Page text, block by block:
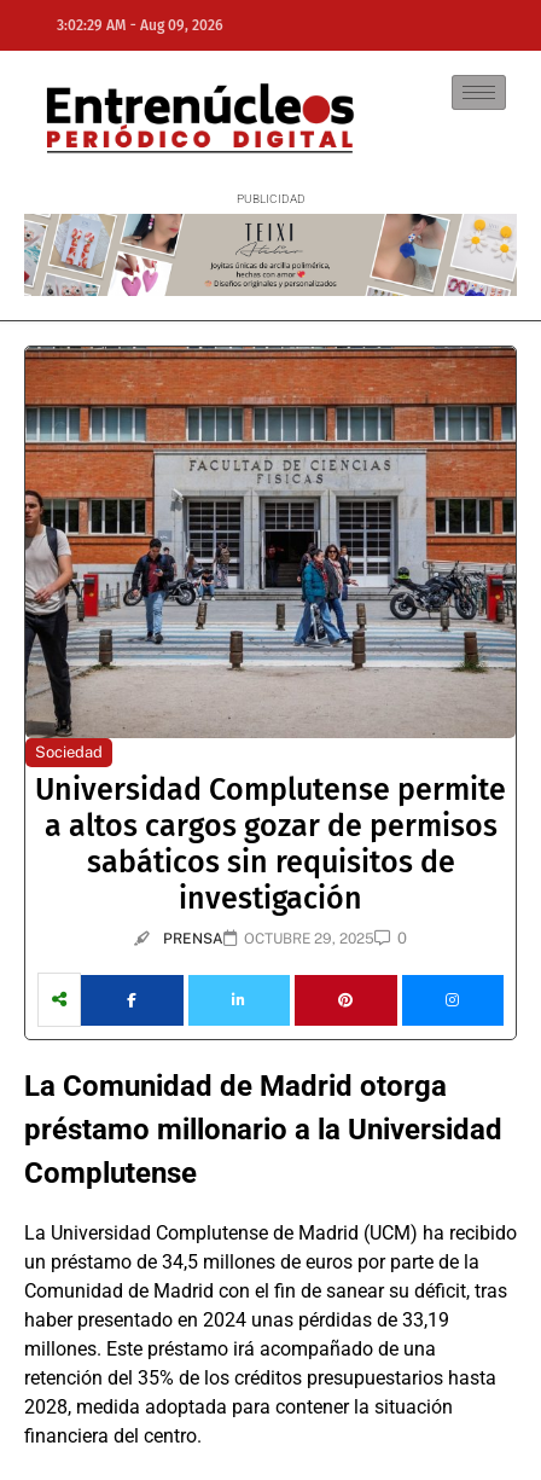
3:02:29 AM - Aug 09, 2026
NE
Sociedad
Universidad Complutense permite
a altos cargos gozar de permisos
sabáticos sin requisitos de
investigación
PRENSA OCTUBRE 29, 2025 0
La Comunidad de Madrid otorga
préstamo millonario a la Universidad
Complutense
La Universidad Complutense de Madrid (UCM) ha recibido
un préstamo de 34,5 millones de euros por parte de la
Comunidad de Madrid con el fin de sanear su déficit, tras
haber presentado en 2024 unas pérdidas de 33,19
millones. Este préstamo irá acompañado de una
retención del 35% de los créditos presupuestarios hasta
2028, medida adoptada para contener la situación
financiera del centro.